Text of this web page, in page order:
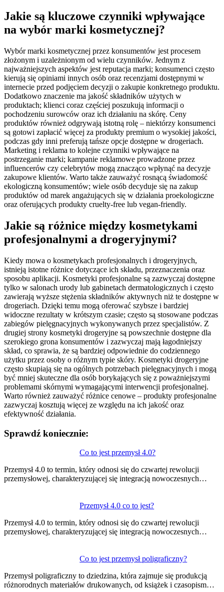
Jakie są kluczowe czynniki wpływające
na wybór marki kosmetycznej?
Wybór marki kosmetycznej przez konsumentów jest procesem
złożonym i uzależnionym od wielu czynników. Jednym z
najważniejszych aspektów jest reputacja marki; konsumenci często
kierują się opiniami innych osób oraz recenzjami dostępnymi w
internecie przed podjęciem decyzji o zakupie konkretnego produktu.
Dodatkowo znaczenie ma jakość składników użytych w
produktach; klienci coraz częściej poszukują informacji o
pochodzeniu surowców oraz ich działaniu na skórę. Ceny
produktów również odgrywają istotną rolę – niektórzy konsumenci
są gotowi zapłacić więcej za produkty premium o wysokiej jakości,
podczas gdy inni preferują tańsze opcje dostępne w drogeriach.
Marketing i reklama to kolejne czynniki wpływające na
postrzeganie marki; kampanie reklamowe prowadzone przez
influencerów czy celebrytów mogą znacząco wpłynąć na decyzje
zakupowe klientów. Warto także zauważyć rosnącą świadomość
ekologiczną konsumentów; wiele osób decyduje się na zakup
produktów od marek angażujących się w działania proekologiczne
oraz oferujących produkty cruelty-free lub vegan-friendly.
Jakie są różnice między kosmetykami
profesjonalnymi a drogeryjnymi?
Kiedy mowa o kosmetykach profesjonalnych i drogeryjnych,
istnieją istotne różnice dotyczące ich składu, przeznaczenia oraz
sposobu aplikacji. Kosmetyki profesjonalne są zazwyczaj dostępne
tylko w salonach urody lub gabinetach dermatologicznych i często
zawierają wyższe stężenia składników aktywnych niż te dostępne w
drogeriach. Dzięki temu mogą oferować szybsze i bardziej
widoczne rezultaty w krótszym czasie; często są stosowane podczas
zabiegów pielęgnacyjnych wykonywanych przez specjalistów. Z
drugiej strony kosmetyki drogeryjne są powszechnie dostępne dla
szerokiego grona konsumentów i zazwyczaj mają łagodniejszy
skład, co sprawia, że są bardziej odpowiednie do codziennego
użytku przez osoby o różnym typie skóry. Kosmetyki drogeryjne
często skupiają się na ogólnych potrzebach pielęgnacyjnych i mogą
być mniej skuteczne dla osób borykających się z poważniejszymi
problemami skórnymi wymagającymi interwencji profesjonalnej.
Warto również zauważyć różnice cenowe – produkty profesjonalne
zazwyczaj kosztują więcej ze względu na ich jakość oraz
efektywność działania.
Sprawdź koniecznie:
Co to jest przemysł 4.0?
Przemysł 4.0 to termin, który odnosi się do czwartej rewolucji
przemysłowej, charakteryzującej się integracją nowoczesnych…
Przemysł 4.0 co to jest?
Przemysł 4.0 to termin, który odnosi się do czwartej rewolucji
przemysłowej, charakteryzującej się integracją nowoczesnych…
Co to jest przemysł poligraficzny?
Przemysł poligraficzny to dziedzina, która zajmuje się produkcją
różnorodnych materiałów drukowanych, od książek i czasopism…
wpisu